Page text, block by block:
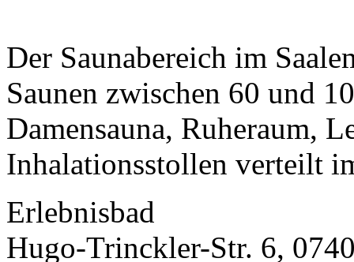
Der Saunabereich im
Saunen zwischen 60 und
Damensauna, Ruheraum,
Inhalationsstollen verteilt
Erlebnisbad
Hugo-Trinckler-Str. 6,